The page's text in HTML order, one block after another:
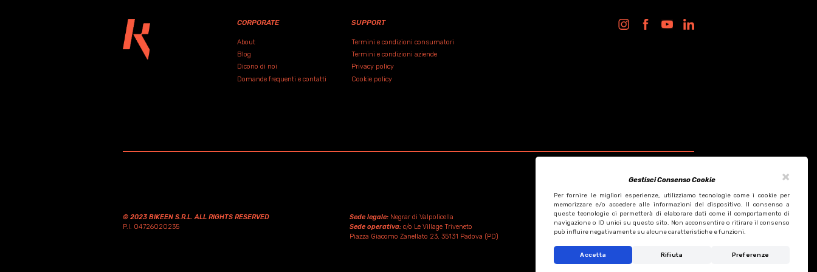
×
Gestisci Consenso Cookie
Per fornire le migliori esperienze, utilizziamo tecnologie come i cookie per
memorizzare e/o accedere alle informazioni del dispositivo. Il consenso a
queste tecnologie ci permetterà di elaborare dati come il comportamento di
navigazione o ID unici su questo sito. Non acconsentire o ritirare il consenso
può influire negativamente su alcune caratteristiche e funzioni.
Accetta Rifiuta Preferenze
CORPORATE
About
Blog
Dicono di noi
Domande frequenti e contatti
SUPPORT
Termini e condizioni consumatori
Termini e condizioni aziende
Privacy policy
Cookie policy
© 2023 BIKEEN S.R.L. ALL RIGHTS RESERVED
P.I. 04726020235
Sede legale:Negrar di Valpolicella
Sede operativa:c/o Le Village Triveneto
Piazza Giacomo Zanellato 23, 35131 Padova (PD)
Design by KF ADV
Development by Italix.net